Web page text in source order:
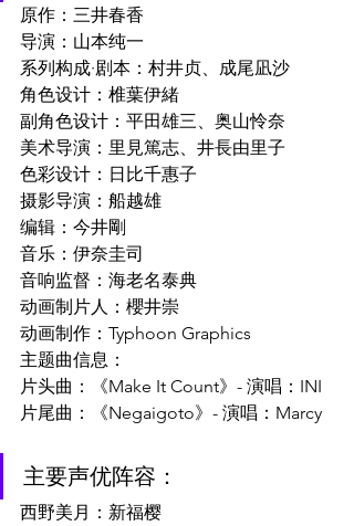
原作：三井春香
导演：山本纯一
系列构成·剧本：村井贞、成尾凪沙
角色设计：椎葉伊緒
副角色设计：平田雄三、奥山怜奈
美术导演：里見篤志、井長由里子
色彩设计：日比千惠子
摄影导演：船越雄
编辑：今井剛
音乐：伊奈圭司
音响监督：海老名泰典
动画制片人：櫻井崇
动画制作：Typhoon Graphics
主题曲信息：
片头曲：《Make It Count》- 演唱：INI
片尾曲：《Negaigoto》- 演唱：Marcy
主要声优阵容：
西野美月：新福樱